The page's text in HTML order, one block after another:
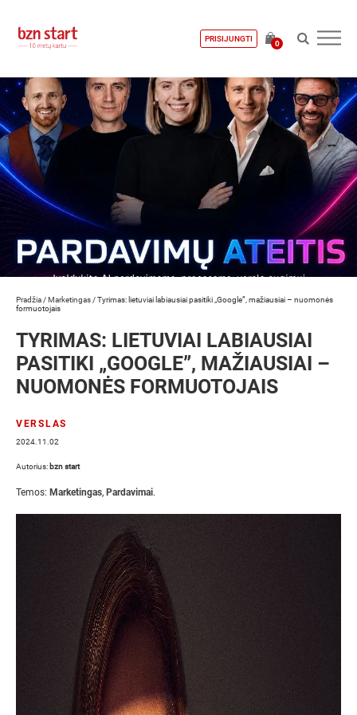
PRISIJUNGTI
0
Pradžia /Marketingas /Tyrimas: lietuviai labiausiai pasitiki „Google”, mažiausiai – nuomonės
formuotojais
TYRIMAS: LIETUVIAI LABIAUSIAI
PASITIKI „GOOGLE”, MAŽIAUSIAI –
NUOMONĖS FORMUOTOJAIS
VERSLAS
2024.11.02
Autorius: bzn start
Temos: Marketingas, Pardavimai.